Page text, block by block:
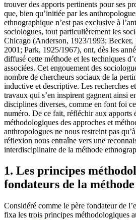
trouver des apports pertinents pour ses
que, bien qu’initiée par les
ethnographique n’est pas exclusive à
sociologues, tout particulièrement les
Chicago (Anderson, 1923/1993; Becker,
2001; Park, 1925/1967), ont, dès les
diffusé cette méthode et les techniques
associées. Cet engouement des
nombre de chercheurs sociaux de la
inductive et descriptive. Les recherches
travaux qui s’en inspirent gagnent ainsi
disciplines diverses, comme en font foi
numéro. De ce fait, réfléchir aux apports
méthodologiques des approches et
anthropologues ne nous restreint pas
réflexion nous entraîne vers une
interdisciplinaire de la méthode
1. Les principes
fondateurs de la
Considéré comme le père fondateur de
fixa les trois principes méthodologiques